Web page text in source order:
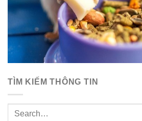
TÌM KIẾM THÔNG TIN